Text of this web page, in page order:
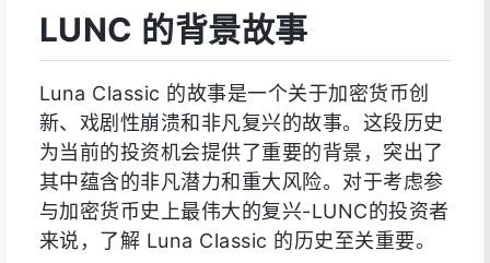
LUNC 的背景故事
Luna Classic 的故事是一个关于加密货币创
新、戏剧性崩溃和非凡复兴的故事。这段历史
为当前的投资机会提供了重要的背景，突出了
其中蕴含的非凡潜力和重大风险。对于考虑参
与加密货币史上最伟大的复兴-LUNC的投资者
来说，了解 Luna Classic 的历史至关重要。